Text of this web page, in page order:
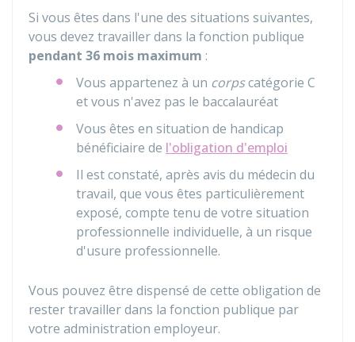
Si vous êtes dans l'une des situations suivantes,
vous devez travailler dans la fonction publique
pendant 36 mois maximum :
Vous appartenez à un corpscatégorie C
et vous n'avez pas le baccalauréat
Vous êtes en situation de handicap
bénéficiaire de l'obligation d'emploi
Il est constaté, après avis du médecin du
travail, que vous êtes particulièrement
exposé, compte tenu de votre situation
professionnelle individuelle, à un risque
d'usure professionnelle.
Vous pouvez être dispensé de cette obligation de
rester travailler dans la fonction publique par
votre administration employeur.